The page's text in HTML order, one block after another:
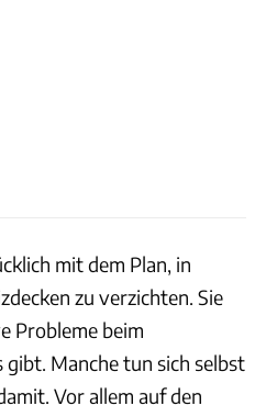
mit dem Plan, in
zu verzichten. Sie
Probleme beim
Manche tun sich selbst
Vor allem auf den